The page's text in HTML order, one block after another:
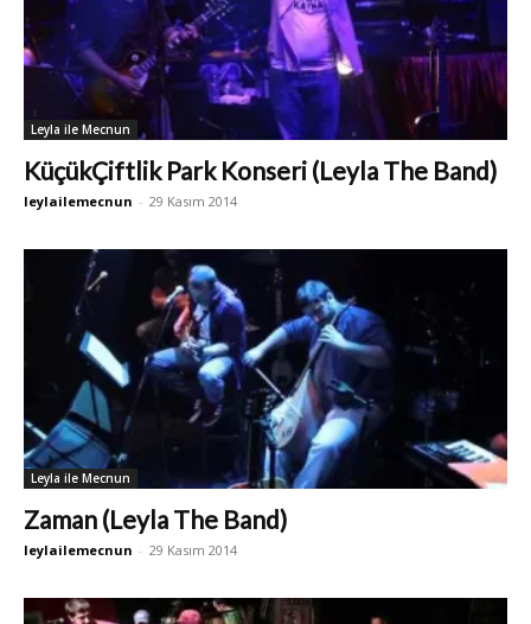
Leyla ile Mecnun
KüçükÇiftlik Park Konseri (Leyla The Band)
leylailemecnun - 29 Kasım 2014
Leyla ile Mecnun
Zaman (Leyla The Band)
leylailemecnun - 29 Kasım 2014